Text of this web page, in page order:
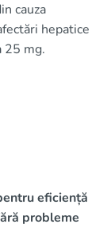
cauza
hepatice
25 mg.
eficiență
probleme